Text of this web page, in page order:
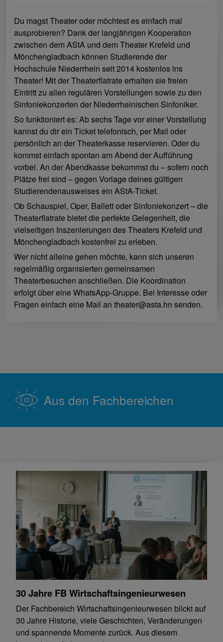
Du magst Theater oder möchtest es einfach mal
ausprobieren? Dank der langjährigen Kooperation
zwischen dem AStA und dem Theater Krefeld und
Mönchengladbach können Studierende der
Hochschule Niederrhein seit 2014 kostenlos ins
Theater! Mit der Theaterflatrate erhalten sie freien
Eintritt zu allen regulären Vorstellungen sowie zu den
Sinfoniekonzerten der Niederrheinischen Sinfoniker.
So funktioniert es: Ab sechs Tage vor einer Vorstellung
kannst du dir ein Ticket telefonisch, per Mail oder
persönlich an der Theaterkasse reservieren. Oder du
kommst einfach spontan am Abend der Aufführung
vorbei. An der Abendkasse bekommst du – sofern noch
Plätze frei sind – gegen Vorlage deines gültigen
Studierendenausweises ein AStA-Ticket.
Ob Schauspiel, Oper, Ballett oder Sinfoniekonzert – die
Theaterflatrate bietet die perfekte Gelegenheit, die
vielseitigen Inszenierungen des Theaters Krefeld und
Mönchengladbach kostenfrei zu erleben.
Wer nicht alleine gehen möchte, kann sich unseren
regelmäßig organisierten gemeinsamen
Theaterbesuchen anschließen. Die Koordination
erfolgt über eine WhatsApp-Gruppe. Bei Interesse oder
Fragen einfach eine Mail an theater@asta.hn senden.
Aus den Fachbereichen
30 Jahre FB Wirtschaftsingenieurwesen
Der Fachbereich Wirtschaftsingenieurwesen blickt auf
30 Jahre Historie, viele Geschichten, Veränderungen
und spannende Momente zurück. Aus diesem